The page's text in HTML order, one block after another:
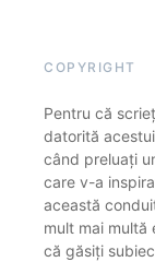
COPYRIGHT
Pentru că
datorită
când preluați
care v-a
această
mult mai multă
că găsiți